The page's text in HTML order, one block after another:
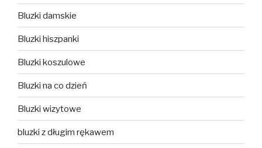
Bluzki damskie
Bluzki hiszpanki
Bluzki koszulowe
Bluzki na co dzień
Bluzki wizytowe
bluzki z długim rękawem